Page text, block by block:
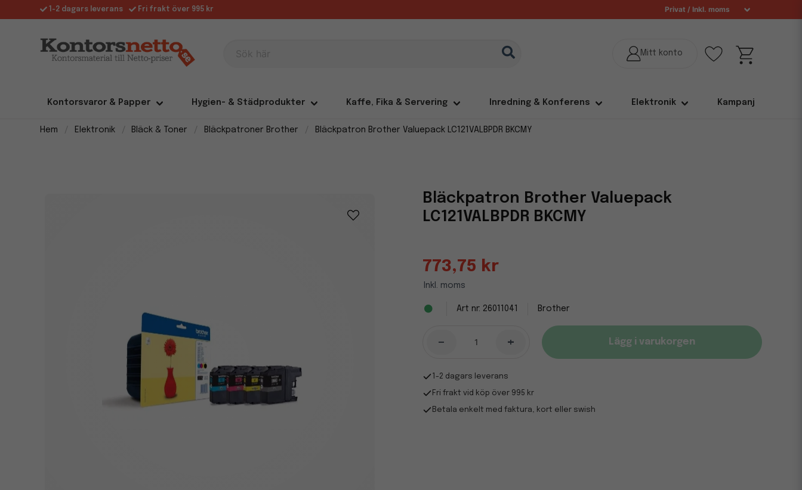
1-2 dagars leverans Fri frakt över 995 kr
Kontorsvaror & Papper Hygien- & Städprodukter Kaffe, Fika & Servering Inredning & Konferens Elektronik Kampanj
Hem Elektronik Bläck & Toner Bläckpatroner Brother Bläckpatron Brother Valuepack LC121VALBPDR BKCMY
Bläckpatron Brother Valuepack
LC121VALBPDR BKCMY
773,75 kr
Inkl. moms
26011041 Brother
- + Lägg i varukorgen
1-2 dagars leverans
Fri frakt vid köp över 995 kr
Betala enkelt med faktura, kort eller swish